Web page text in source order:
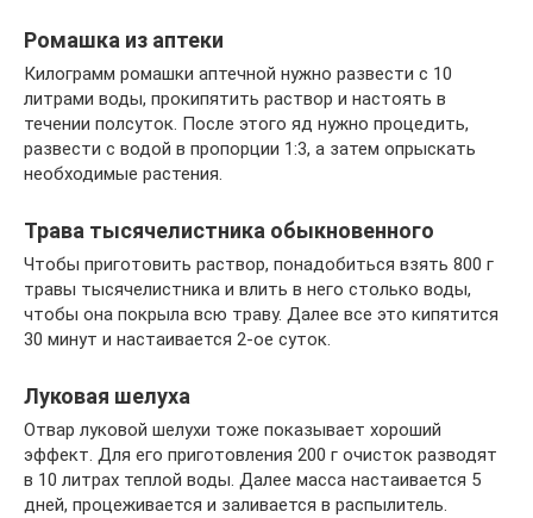
Ромашка из аптеки
Килограмм ромашки аптечной нужно развести с 10
литрами воды, прокипятить раствор и настоять в
течении полсуток. После этого яд нужно процедить,
развести с водой в пропорции 1:3, а затем опрыскать
необходимые растения.
Трава тысячелистника обыкновенного
Чтобы приготовить раствор, понадобиться взять 800 г
травы тысячелистника и влить в него столько воды,
чтобы она покрыла всю траву. Далее все это кипятится
30 минут и настаивается 2-ое суток.
Луковая шелуха
Отвар луковой шелухи тоже показывает хороший
эффект. Для его приготовления 200 г очисток разводят
в 10 литрах теплой воды. Далее масса настаивается 5
дней, процеживается и заливается в распылитель.